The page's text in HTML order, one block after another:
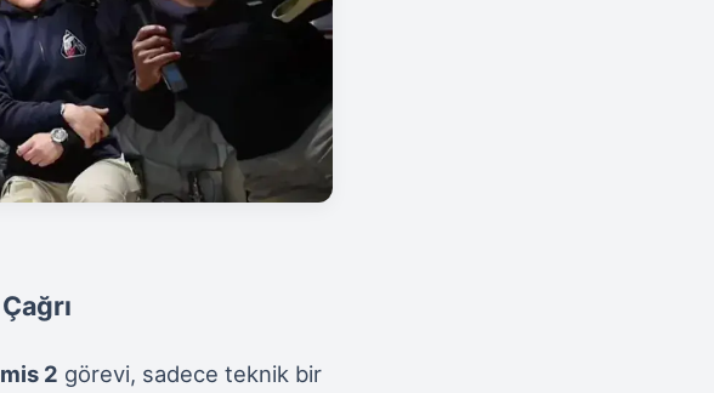
2 görevi, sadece teknik bir